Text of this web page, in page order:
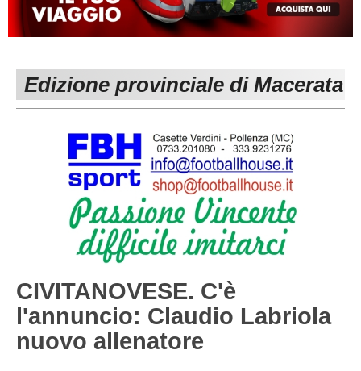
MACERATA
Carica la tua Rosa
ECCELLENZA
1^ CATEGORIA
3^ CATEGORIA
GIOVANILI
REGIONALI
Edizione provinciale di Macerata
CIVITANOVESE. C'è
l'annuncio: Claudio Labriola
nuovo allenatore